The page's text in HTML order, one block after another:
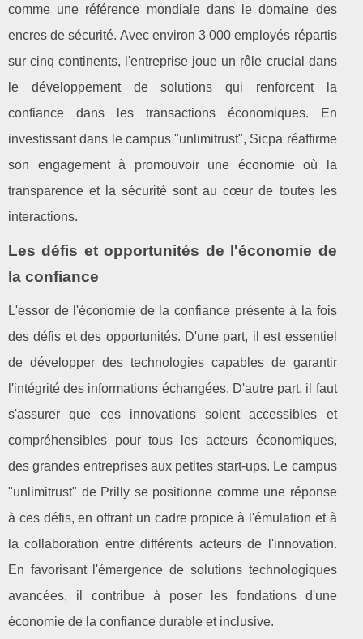
comme une référence mondiale dans le domaine des
encres de sécurité. Avec environ 3 000 employés répartis
sur cinq continents, l'entreprise joue un rôle crucial dans
le développement de solutions qui renforcent la
confiance dans les transactions économiques. En
investissant dans le campus "unlimitrust", Sicpa réaffirme
son engagement à promouvoir une économie où la
transparence et la sécurité sont au cœur de toutes les
interactions.
Les défis et opportunités de l'économie de
la confiance
L'essor de l'économie de la confiance présente à la fois
des défis et des opportunités. D'une part, il est essentiel
de développer des technologies capables de garantir
l'intégrité des informations échangées. D'autre part, il faut
s'assurer que ces innovations soient accessibles et
compréhensibles pour tous les acteurs économiques,
des grandes entreprises aux petites start-ups. Le campus
"unlimitrust" de Prilly se positionne comme une réponse
à ces défis, en offrant un cadre propice à l'émulation et à
la collaboration entre différents acteurs de l'innovation.
En favorisant l'émergence de solutions technologiques
avancées, il contribue à poser les fondations d'une
économie de la confiance durable et inclusive.